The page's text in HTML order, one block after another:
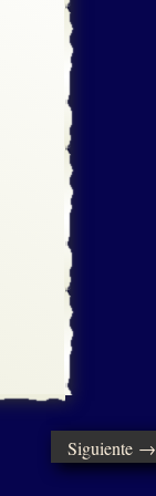
Siguiente →